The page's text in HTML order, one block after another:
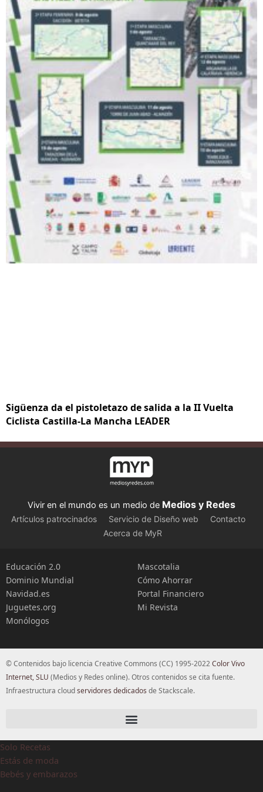
Sigüenza da el pistoletazo de salida a la II Vuelta
Ciclista Castilla-La Mancha LEADER
Vivir en el mundo es un medio de Medios y Redes
Artículos patrocinados Servicio de Diseño web
Contacto
Acerca de MyR
Educación 2.0
Dominio Mundial
Navidad.es
Juguetes.org
Monólogos
Mascotalia
Cómo Ahorrar
Portal Financiero
Mi Revista
© Contenidos bajo licencia Creative Commons (CC) 1995-2022Color Vivo
Internet, SLU (Medios y Redes online). Otros contenidos se cita fuente.
Infraestructura cloudservidores dedicados de Stackscale.
Solo Recetas
Estás de moda
Bebés y embarazos